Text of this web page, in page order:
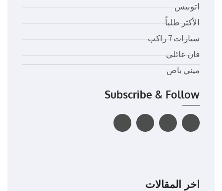
اتوبيس
الأكثر طلباً
سيارات 7 راكب
فان عائلي
ميني باص
Subscribe & Follow
اخر المقالات